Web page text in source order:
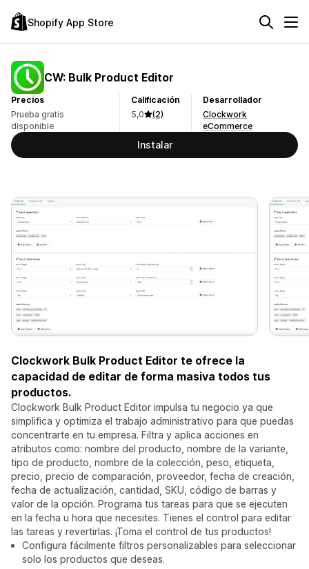
Shopify App Store
CW: Bulk Product Editor
Precios
Prueba gratis
disponible
Calificación
5,0
(2)
Desarrollador
Clockwork
eCommerce
Instalar
Clockwork Bulk Product Editor te ofrece la
capacidad de editar de forma masiva todos tus
productos.
Clockwork Bulk Product Editor impulsa tu negocio ya que
simplifica y optimiza el trabajo administrativo para que puedas
concentrarte en tu empresa. Filtra y aplica acciones en
atributos como: nombre del producto, nombre de la variante,
tipo de producto, nombre de la colección, peso, etiqueta,
precio, precio de comparación, proveedor, fecha de creación,
fecha de actualización, cantidad, SKU, código de barras y
valor de la opción. Programa tus tareas para que se ejecuten
en la fecha u hora que necesites. Tienes el control para editar
las tareas y revertirlas. ¡Toma el control de tus productos!
Configura fácilmente filtros personalizables para seleccionar
solo los productos que deseas.